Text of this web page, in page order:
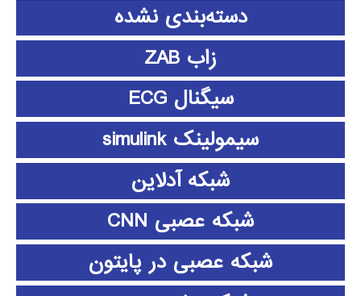
دسته‌بندی نشده
زاب ZAB
سیگنال ECG
سیمولینک simulink
شبکه آدلاین
شبکه عصبی CNN
شبکه عصبی در پایتون